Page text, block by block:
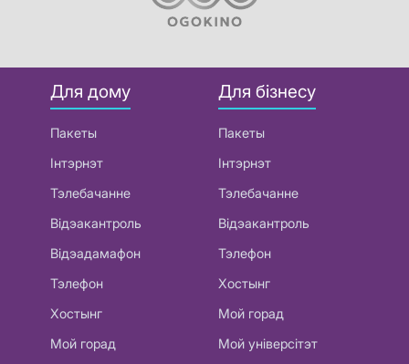
Для дому
Пакеты
Інтэрнэт
Тэлебачанне
Відэакантроль
Відэадамафон
Тэлефон
Хостынг
Мой горад
Для бізнесу
Пакеты
Інтэрнэт
Тэлебачанне
Відэакантроль
Тэлефон
Хостынг
Мой горад
Мой універсітэт